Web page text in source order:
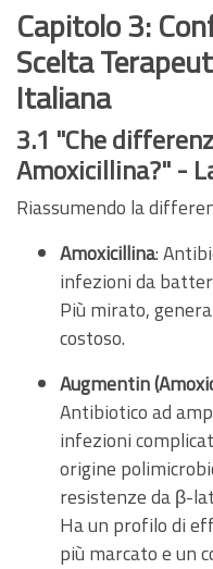
Capitolo 3:
Scelta
Italiana
3.1 "Che
Amoxicillina?" -
Riassumendo la
Amoxicillina:
infezioni da
Più mirato,
costoso.
Augmentin
Antibiotico ad
infezioni
origine
resistenze da β-
Ha un profilo di
più marcato e un